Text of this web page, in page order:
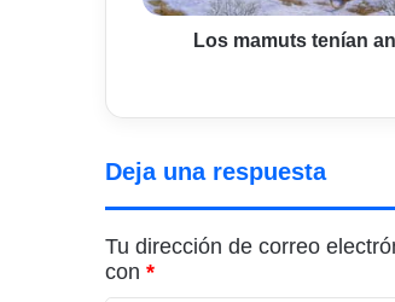
Los mamuts tenían
Deja una respuesta
Tu dirección de correo
con *